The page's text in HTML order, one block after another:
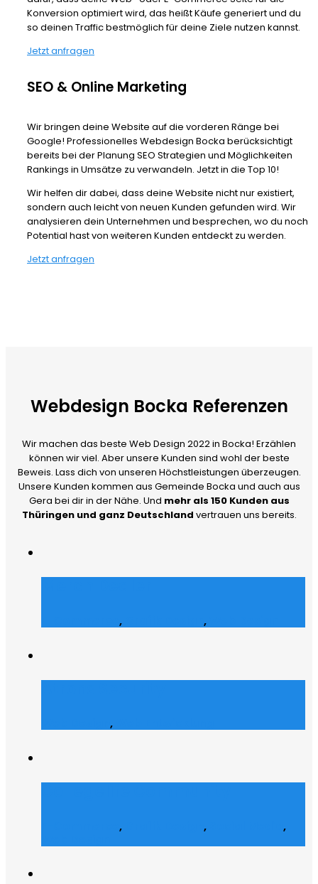
Konversion optimiert wird, das heißt Käufe generiert und du
so deinen Traffic bestmöglich für deine Ziele nutzen kannst.
Jetzt anfragen
SEO & Online Marketing
Wir bringen deine Website auf die vorderen Ränge bei
Google! Professionelles Webdesign Bocka berücksichtigt
bereits bei der Planung SEO Strategien und Möglichkeiten
Rankings in Umsätze zu verwandeln. Jetzt in die Top 10!
Wir helfen dir dabei, dass deine Website nicht nur existiert,
sondern auch leicht von neuen Kunden gefunden wird. Wir
analysieren dein Unternehmen und besprechen, wo du noch
Potential hast von weiteren Kunden entdeckt zu werden.
Jetzt anfragen
Webdesign Bocka Referenzen
Wir machen das beste Web Design 2022 in Bocka! Erzählen
können wir viel. Aber unsere Kunden sind wohl der beste
Beweis. Lass dich von unseren Höchstleistungen überzeugen.
Unsere Kunden kommen aus Gemeinde Bocka und auch aus
Gera bei dir in der Nähe. Und mehr als 150 Kunden aus
Thüringen und ganz Deutschland vertrauen uns bereits.
, ,
,
, ,
,